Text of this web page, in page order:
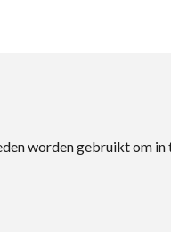
worden gebruikt om in